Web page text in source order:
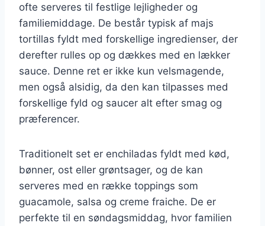
ofte serveres til festlige lejligheder og
familiemiddage. De består typisk af majs
tortillas fyldt med forskellige ingredienser, der
derefter rulles op og dækkes med en lækker
sauce. Denne ret er ikke kun velsmagende,
men også alsidig, da den kan tilpasses med
forskellige fyld og saucer alt efter smag og
præferencer.
Traditionelt set er enchiladas fyldt med kød,
bønner, ost eller grøntsager, og de kan
serveres med en række toppings som
guacamole, salsa og creme fraiche. De er
perfekte til en søndagsmiddag, hvor familien